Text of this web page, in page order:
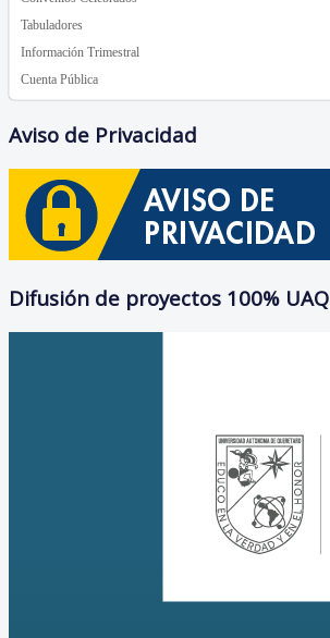
Tabuladores
Información Trimestral
Cuenta Pública
Aviso de Privacidad
Difusión de proyectos 100% UAQ